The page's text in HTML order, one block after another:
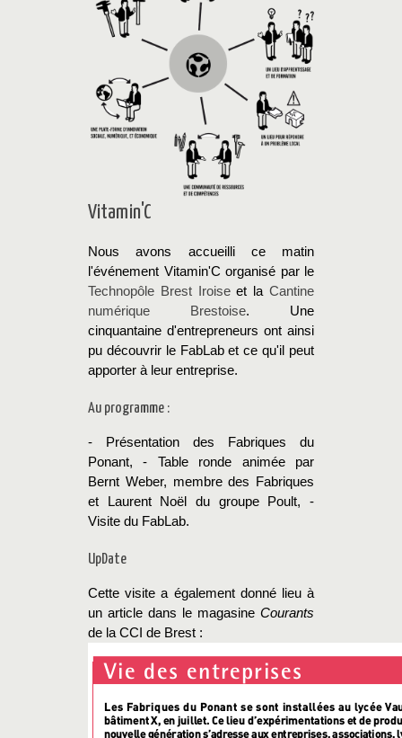
Vitamin'C
Nous avons accueilli ce matin
l'événement Vitamin'C organisé par le
Technopôle Brest Iroiseet laCantine
numérique Brestoise. Une
cinquantaine d'entrepreneurs ont ainsi
pu découvrir le FabLab et ce qu'il peut
apporter à leur entreprise.
Au programme :
- Présentation des Fabriques du
Ponant, - Table ronde animée par
Bernt Weber, membre des Fabriques
et Laurent Noël du groupe Poult, -
Visite du FabLab.
UpDate
Cette visite a également donné lieu à
un article dans le magasine Courants
de la CCI de Brest :